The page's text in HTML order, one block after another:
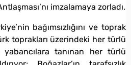
imzalamaya zorladı.
bağımsızlığını ve toprak
toprakları üzerindeki her türlü
tanınan her türlü